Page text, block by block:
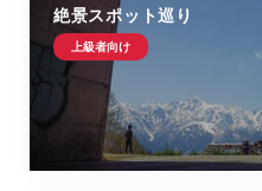
絶景スポット巡り
上級者向け